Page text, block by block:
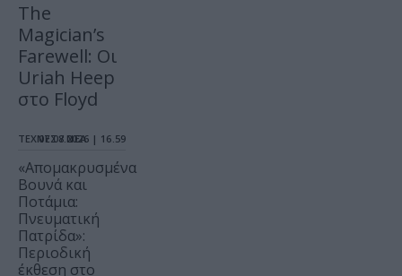
The
Magician’s
Farewell: Οι
Uriah Heep
στο Floyd
ΤΕΧΝΕΣ / ΝΕΑ
07.08.2026 | 16.59
«Απομακρυσμένα
Βουνά και
Ποτάμια:
Πνευματική
Πατρίδα»:
Περιοδική
έκθεση στο